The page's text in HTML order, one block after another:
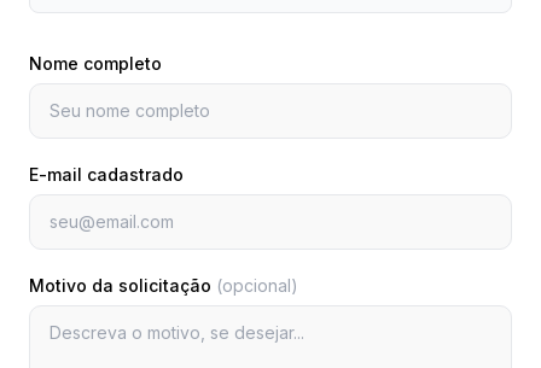
Nome completo
E-mail cadastrado
Motivo da solicitação (opcional)